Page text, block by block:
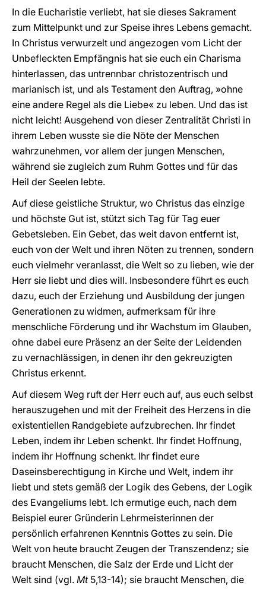
In die Eucharistie verliebt, hat sie dieses Sakrament
zum Mittelpunkt und zur Speise ihres Lebens gemacht.
In Christus verwurzelt und angezogen vom Licht der
Unbefleckten Empfängnis hat sie euch ein Charisma
hinterlassen, das untrennbar christozentrisch und
marianisch ist, und als Testament den Auftrag, »ohne
eine andere Regel als die Liebe« zu leben. Und das ist
nicht leicht! Ausgehend von dieser Zentralität Christi in
ihrem Leben wusste sie die Nöte der Menschen
wahrzunehmen, vor allem der jungen Menschen,
während sie zugleich zum Ruhm Gottes und für das
Heil der Seelen lebte.
Auf diese geistliche Struktur, wo Christus das einzige
und höchste Gut ist, stützt sich Tag für Tag euer
Gebetsleben. Ein Gebet, das weit davon entfernt ist,
euch von der Welt und ihren Nöten zu trennen, sondern
euch vielmehr veranlasst, die Welt so zu lieben, wie der
Herr sie liebt und dies will. Insbesondere führt es euch
dazu, euch der Erziehung und Ausbildung der jungen
Generationen zu widmen, aufmerksam für ihre
menschliche Förderung und ihr Wachstum im Glauben,
ohne dabei eure Präsenz an der Seite der Leidenden
zu vernachlässigen, in denen ihr den gekreuzigten
Christus erkennt.
Auf diesem Weg ruft der Herr euch auf, aus euch selbst
herauszugehen und mit der Freiheit des Herzens in die
existentiellen Randgebiete aufzubrechen. Ihr findet
Leben, indem ihr Leben schenkt. Ihr findet Hoffnung,
indem ihr Hoffnung schenkt. Ihr findet eure
Daseinsberechtigung in Kirche und Welt, indem ihr
liebt und stets gemäß der Logik des Gebens, der Logik
des Evangeliums lebt. Ich ermutige euch, nach dem
Beispiel eurer Gründerin Lehrmeisterinnen der
persönlich erfahrenen Kenntnis Gottes zu sein. Die
Welt von heute braucht Zeugen der Transzendenz; sie
braucht Menschen, die Salz der Erde und Licht der
Welt sind (vgl. Mt 5,13-14); sie braucht Menschen, die